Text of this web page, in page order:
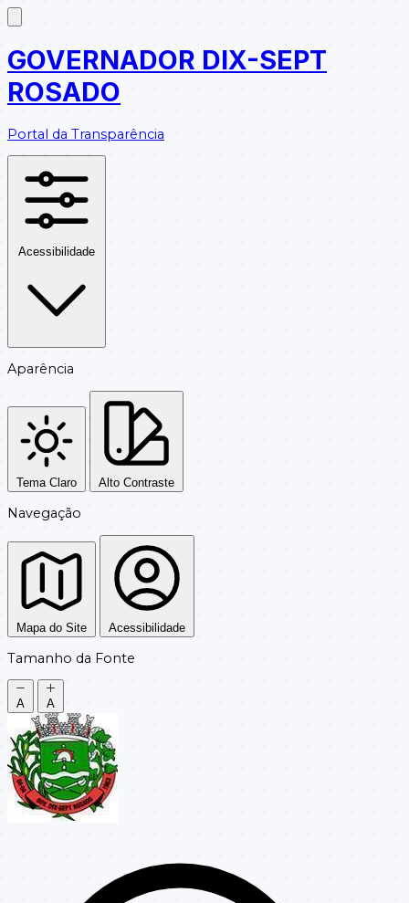
GOVERNADOR DIX-SEPT
ROSADO
Portal da Transparência
Acessibilidade
Aparência
Tema Claro Alto Contraste
Navegação
Mapa do Site Acessibilidade
Tamanho da Fonte
A A